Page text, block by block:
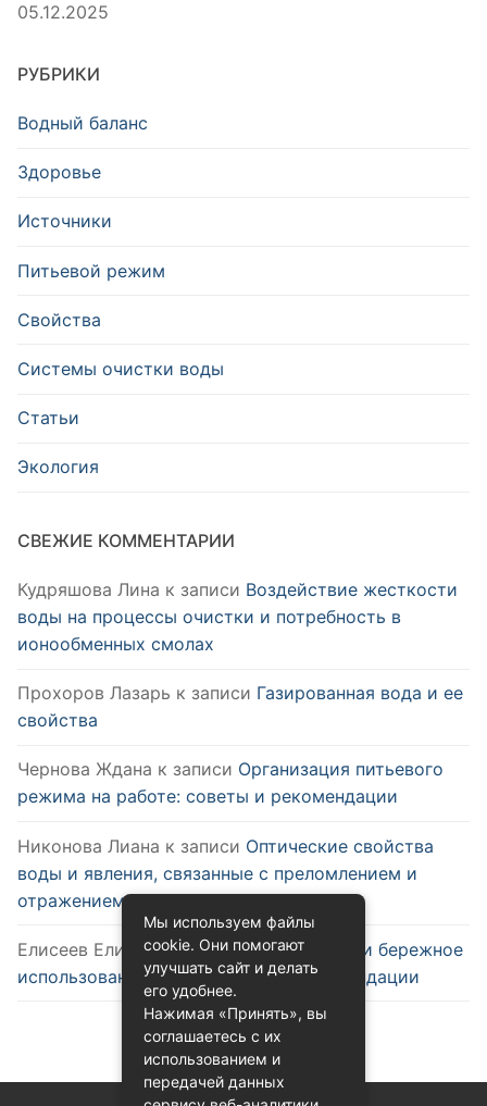
05.12.2025
РУБРИКИ
Водный баланс
Здоровье
Источники
Питьевой режим
Свойства
Системы очистки воды
Статьи
Экология
СВЕЖИЕ КОММЕНТАРИИ
Кудряшова Лина к записи Воздействие жесткости
воды на процессы очистки и потребность в
ионообменных смолах
Прохоров Лазарь к записи Газированная вода и ее
свойства
Чернова Ждана к записи Организация питьевого
режима на работе: советы и рекомендации
Никонова Лиана к записи Оптические свойства
воды и явления, связанные с преломлением и
отражением
Елисеев Елизарк записиЭффективное и бережное
использование воды: советы и рекомендации
Мы используем файлы
cookie. Они помогают
улучшать сайт и делать
его удобнее.
Нажимая «Принять», вы
соглашаетесь с их
использованием и
передачей данных